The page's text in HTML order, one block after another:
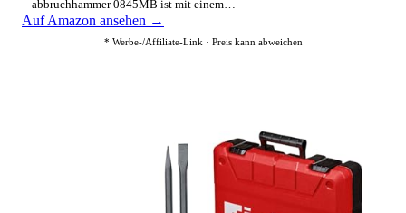
abbruchhammer 0845MB ist mit einem…
Auf Amazon ansehen →
* Werbe-/Affiliate-Link · Preis kann abweichen